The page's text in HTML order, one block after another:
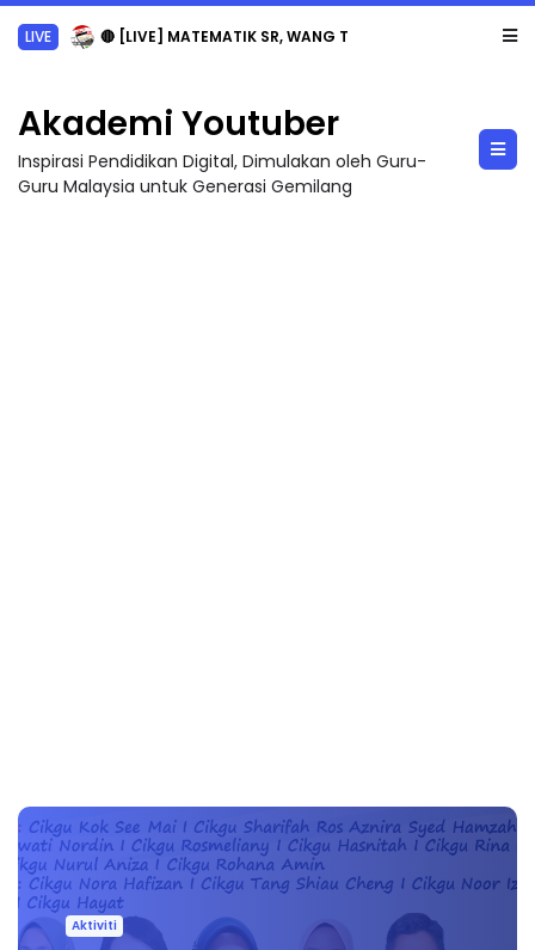
LIVE 🔴 [LIVE] MATEMATIK SR, WANG TAHUN 6 OLEH CIKGU ANITA #ALLINONE #141 #...
Akademi Youtuber
Inspirasi Pendidikan Digital, Dimulakan oleh Guru-
Guru Malaysia untuk Generasi Gemilang
Aktiviti